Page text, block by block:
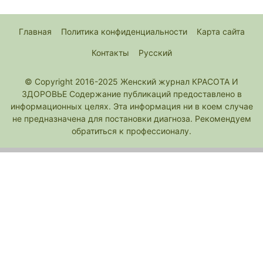
Главная Политика конфиденциальности Карта сайта
Контакты Русский
© Copyright 2016-2025 Женский журнал КРАСОТА И
ЗДОРОВЬЕ Содержание публикаций предоставлено в
информационных целях. Эта информация ни в коем случае
не предназначена для постановки диагноза. Рекомендуем
обратиться к профессионалу.